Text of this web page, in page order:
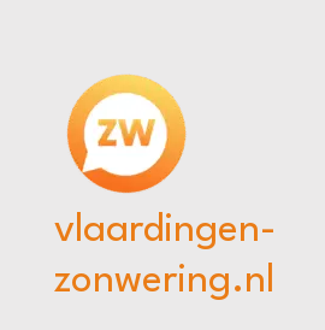
vlaardingen-
zonwering.nl